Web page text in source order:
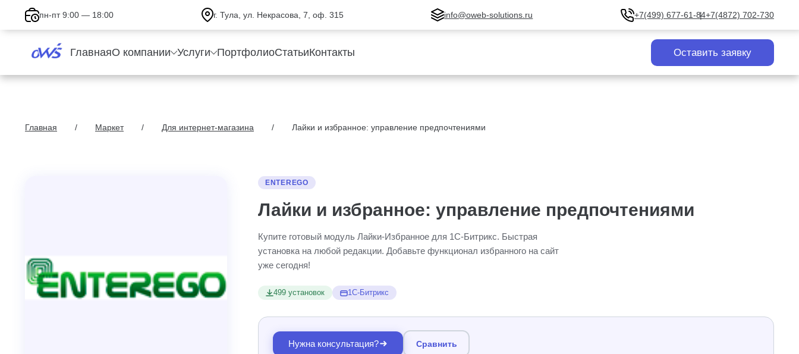
пн-пт 9:00 — 18:00 г. Тула, ул. Некрасова, 7, оф. 315 info@oweb-solutions.ru +7(499) 677-61-84+7(4872) 702-730
ГлавнаяО компании Услуги ПортфолиоСтатьиКонтакты Оставить заявку
Главная Маркет Для интернет-магазина Лайки и избранное: управление предпочтениями
ENTEREGO
Лайки и избранное: управление предпочтениями
Купите готовый модуль Лайки-Избранное для 1С-Битрикс. Быстрая
установка на любой редакции. Добавьте функционал избранного на сайт
уже сегодня!
499 установок 1С-Битрикс
Нужна консультация? Сравнить